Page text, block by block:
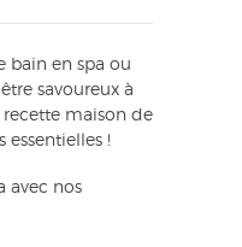
bain en spa ou
savoureux à
recette maison de
essentielles !
avec nos